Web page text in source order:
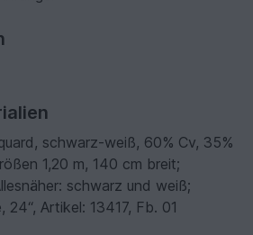
schwarz-weiß, 60% Cv, 35%
1,20 m, 140 cm breit;
schwarz und weiß;
Artikel: 13417, Fb. 01